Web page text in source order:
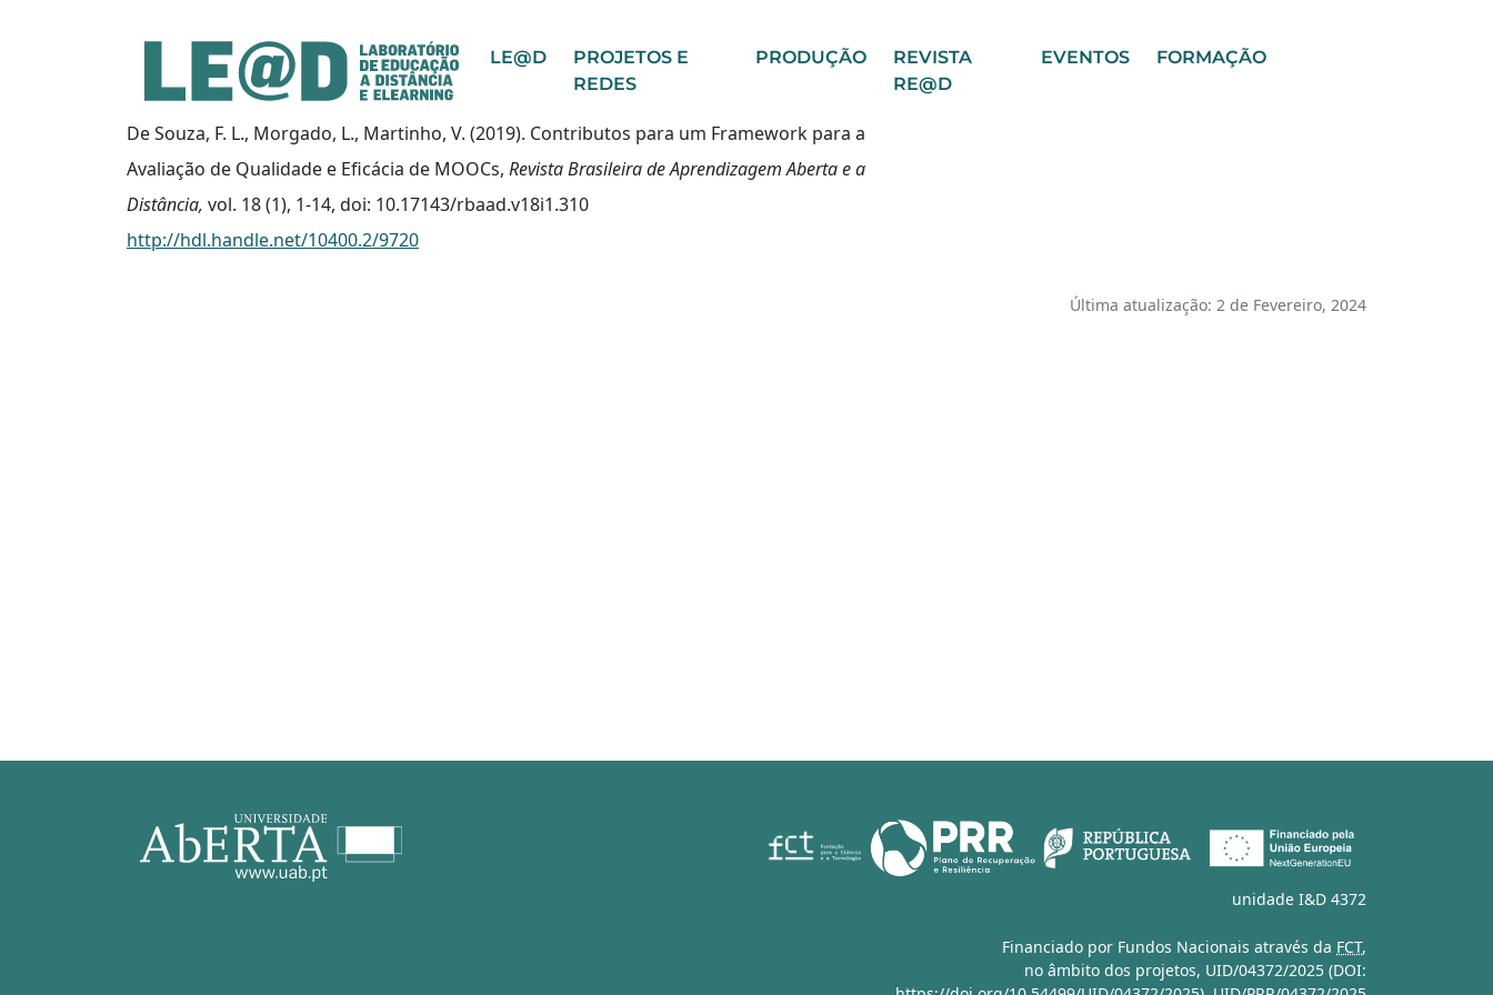
Ir para o conteúdo principal
Informações de acessibilidade LE@D
PROJETOS E
REDES
PRODUÇÃO
REVISTA
RE@D
EVENTOS FORMAÇÃO
De Souza, F. L., Morgado, L., Martinho, V. (2019). Contributos para um Framework para a
Avaliação de Qualidade e Eficácia de MOOCs, Revista Brasileira de Aprendizagem Aberta e a
Distância, vol. 18 (1), 1-14, doi: 10.17143/rbaad.v18i1.310
http://hdl.handle.net/10400.2/9720
Última atualização: 2 de Fevereiro, 2024
unidade I&D 4372
Financiado por Fundos Nacionais através da FCT,
no âmbito dos projetos, UID/04372/2025 (DOI: